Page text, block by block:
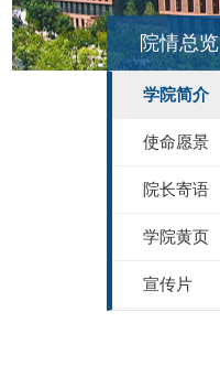
院情总览
学院简介
使命愿景
院长寄语
学院黄页
宣传片